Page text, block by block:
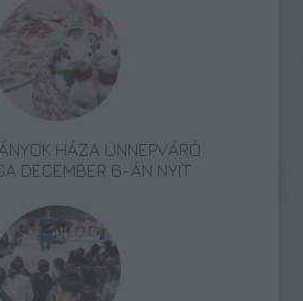
HÁZA ÜNNEPVÁRÓ
DECEMBER 6-ÁN NYIT